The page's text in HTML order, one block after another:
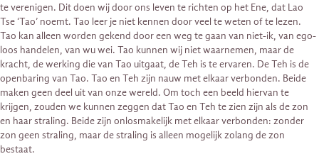
te verenigen. Dit doen wij door ons leven te richten op het Ene, dat Lao
Tse ‘Tao’ noemt. Tao leer je niet kennen door veel te weten of te lezen.
Tao kan alleen worden gekend door een weg te gaan van niet-ik, van ego-
loos handelen, van wu wei. Tao kunnen wij niet waarnemen, maar de
kracht, de werking die van Tao uitgaat, de Teh is te ervaren. De Teh is de
openbaring van Tao. Tao en Teh zijn nauw met elkaar verbonden. Beide
maken geen deel uit van onze wereld. Om toch een beeld hiervan te
krijgen, zouden we kunnen zeggen dat Tao en Teh te zien zijn als de zon
en haar straling. Beide zijn onlosmakelijk met elkaar verbonden: zonder
zon geen straling, maar de straling is alleen mogelijk zolang de zon
bestaat.